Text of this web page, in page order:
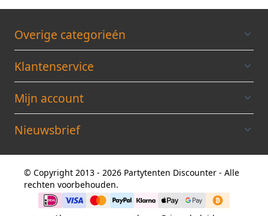
Overige categorieén
Klantenservice
Mijn account
Nieuwsbrief
© Copyright 2013 - 2026 Partytenten Discounter - Alle
rechten voorbehouden.